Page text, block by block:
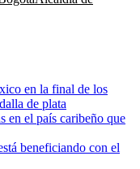
en la final de los
de plata
en el país caribeño que
beneficiando con el